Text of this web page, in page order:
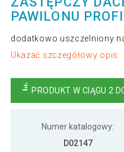
PAWILONU
dodatkowo uszczelniony
Ukazać szczegółowy opis
PRODUKT W CIĄGU 2
Numer katalogowy:
D02147